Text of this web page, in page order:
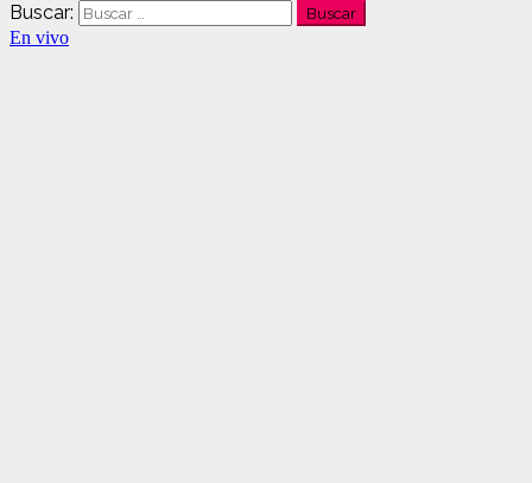
Buscar:
En vivo